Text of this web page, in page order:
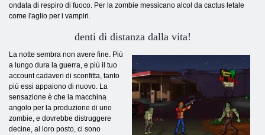
ondata di respiro di fuoco. Per la zombie messicano alcol da cactus letale
come l'aglio per i vampiri.
denti di distanza dalla vita!
La notte sembra non avere fine. Più
a lungo dura la guerra, e più il tuo
account cadaveri di sconfitta, tanto
più essi appaiono di nuovo. La
sensazione è che la macchina
angolo per la produzione di uno
zombie, e dovrebbe distruggere
decine, al loro posto, ci sono